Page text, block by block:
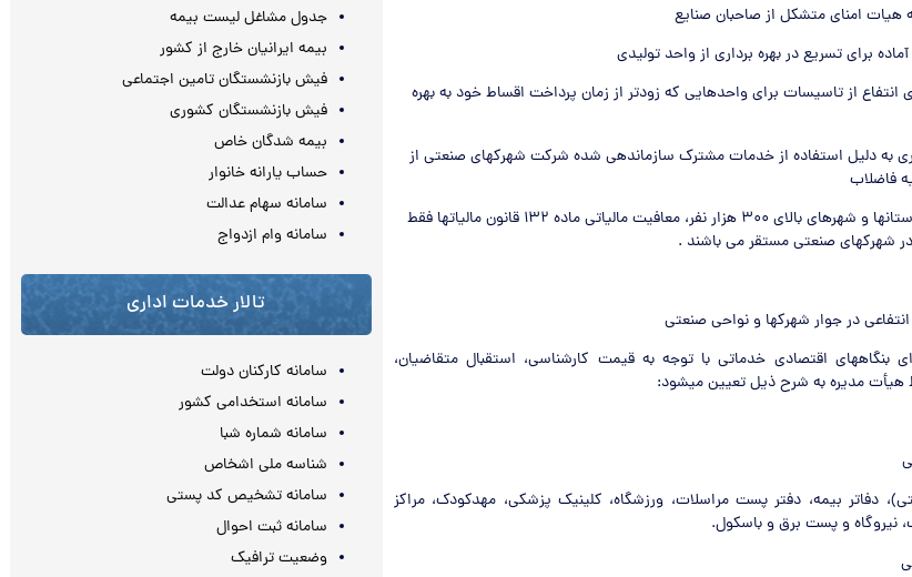
هیات امنای متشکل از صاحبان صنایع
برای تسریع در بهره برداری از واحد تولیدی
از تاسیسات برای واحدهایی که زودتر از زمان پرداخت اقساط خود به بهره
به دلیل استفاده از خدمات مشترک سازماندهی شده شرکت شهرکهای صنعتی از
فاضلاب
– در شعاع ۳۰ کیلومتری مراکز استانها و شهرهای بالای ۳۰۰ هزار نفر، معافیت مالیاتی ماده ۱۳۲ قانون مالیاتها فقط
شهرکهای صنعتی مستقر می باشند .
در جوار شهرکها و نواحی صنعتی
بنگاههای اقتصادی خدماتی با توجه به قیمت کارشناسی، استقبال متقاضیان،
هیأت مدیره به شرح ذیل تعیین میشود:
دفاتر بیمه، دفتر پست مراسلات، ورزشگاه، کلینیک پزشکی، مهدکودک، مراکز
نیروگاه و پست برق و باسکول.
جدول مشاغل لیست بیمه
بیمه ایرانیان خارج از کشور
فیش بازنشستگان تامین اجتماعی
فیش بازنشستگان کشوری
بیمه شدگان خاص
حساب یارانه خانوار
سامانه سهام عدالت
سامانه وام ازدواج
تالار خدمات اداری
سامانه کارکنان دولت
سامانه استخدامی کشور
سامانه شماره شبا
شناسه ملی اشخاص
سامانه تشخیص کد پستی
سامانه ثبت احوال
وضعیت ترافیک